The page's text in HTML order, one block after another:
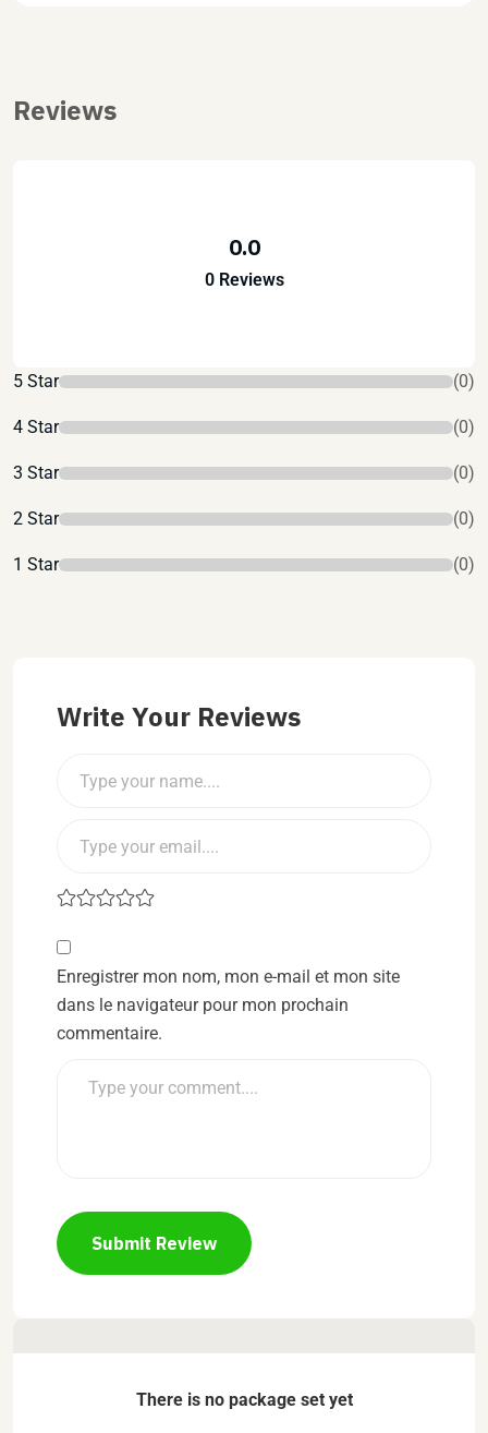
Reviews
0.0
0 Reviews
5 Star (0)
4 Star (0)
3 Star (0)
2 Star (0)
1 Star (0)
Write Your Reviews
Enregistrer mon nom, mon e-mail et mon site
dans le navigateur pour mon prochain
commentaire.
Submit Review
There is no package set yet